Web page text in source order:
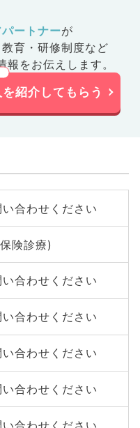
ートナーが
教育・研修制度など
をお伝えします。
紹介してもらう
合わせください
険診療)
合わせください
合わせください
合わせください
合わせください
合わせください